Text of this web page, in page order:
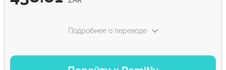
Подробнее о переводе
ВАРИАНТЫ ОПЛАТЫ